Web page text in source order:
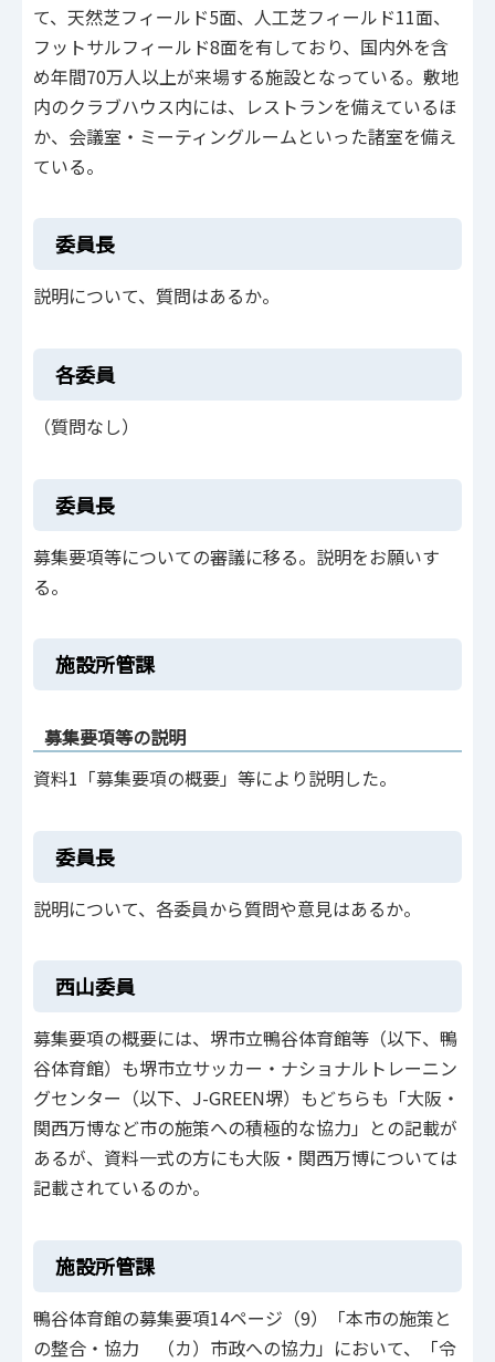
て、天然芝フィールド5面、人工芝フィールド11面、
フットサルフィールド8面を有しており、国内外を含
め年間70万人以上が来場する施設となっている。敷地
内のクラブハウス内には、レストランを備えているほ
か、会議室・ミーティングルームといった諸室を備え
ている。
委員長
説明について、質問はあるか。
各委員
（質問なし）
委員長
募集要項等についての審議に移る。説明をお願いす
る。
施設所管課
募集要項等の説明
資料1「募集要項の概要」等により説明した。
委員長
説明について、各委員から質問や意見はあるか。
西山委員
募集要項の概要には、堺市立鴨谷体育館等（以下、鴨
谷体育館）も堺市立サッカー・ナショナルトレーニン
グセンター（以下、J-GREEN堺）もどちらも「大阪・
関西万博など市の施策への積極的な協力」との記載が
あるが、資料一式の方にも大阪・関西万博については
記載されているのか。
施設所管課
鴨谷体育館の募集要項14ページ（9）「本市の施策と
の整合・協力 （カ）市政への協力」において、「令